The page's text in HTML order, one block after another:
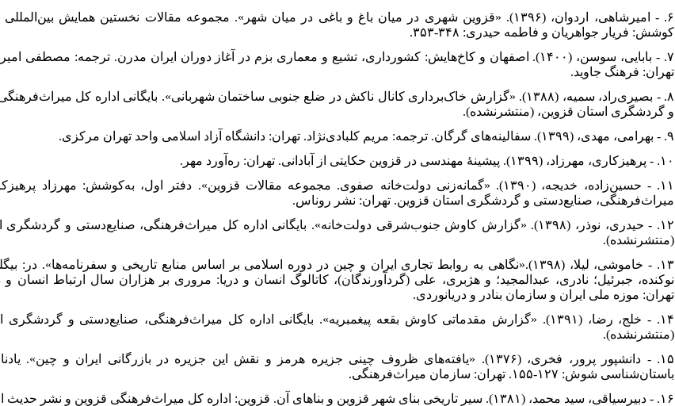
۶. - امیرشاهی، اردوان، (۱۳۹۶). «قزوین شهری در میان باغ و باغی در میان شهر». مجموعه مقالات نخستین همایش
کوشش: فریار جواهریان و فاطمه حیدری: ۳۴۸-۳۵۳.
۷. - بابایی، سوسن، (۱۴۰۰). اصفهان و کاخ‌هایش: کشورداری، تشیع و معماری بزم در آغاز دوران ایران مدرن. ترجمه: مصطفی
تهران: فرهنگ جاوید‫.
۸. - بصیری‌راد، سمیه، (۱۳۸۸). «گزارش خاک‌برداری کانال ناکش در ضلع جنوبی ساختمان شهربانی». بایگانی اداره کل
و گردشگری استان قزوین، (منتشرنشده).
۹. - بهرامی، مهدی، (۱۳۹۹). سفالینه‌های گرگان. ترجمه: مریم کلبادی‌نژاد. تهران: دانشگاه آزاد اسلامی واحد تهران مرکزی.
۱۰. - پرهیزکاری، مهرزاد، (۱۳۹۹). پیشینۀ مهندسی در قزوین حکایتی از آبادانی. تهران: ره‌آورد مهر.
۱۱. - حسین‌زاده، خدیجه، (۱۳۹۰). «گمانه‌زنی دولت‌خانه صفوی. مجموعه مقالات قزوین». دفتر اول، به‌کوشش: مهرزاد
میراث‌فرهنگی، صنایع‌دستی و گردشگری استان قزوین. تهران: نشر روناس.
۱۲. - حیدری، نوذر، (۱۳۹۸). «گزارش کاوش جنوب‌شرقی دولت‌خانه». بایگانی اداره کل میراث‌فرهنگی، صنایع‌دستی و
(منتشرنشده).
۱۳. - خاموشی، لیلا، (۱۳۹۸).«نگاهی به روابط تجاری ایران و چین در دوره اسلامی بر اساس منابع تاریخی و سفرنامه‌ها». در:
نوکنده، جبرئیل؛ نادری، عبدالمجید؛ و هژبری، علی (گردآورندگان)، کاتالوگ انسان و دریا: مروری بر هزاران سال ارتباط انسان و
تهران: موزه ملی ایران و سازمان بنادر و دریانوردی.
۱۴. - خلج، رضا، (۱۳۹۱). «گزارش مقدماتی کاوش بقعه پیغمبریه». بایگانی اداره کل میراث‌فرهنگی، صنایع‌دستی و
(منتشرنشده).
۱۵. - دانشپور پرور، فخری، (۱۳۷۶). «یافته‌های ظروف چینی جزیره هرمز و نقش این جزیره در بازرگانی ایران و چین».
باستان‌شناسی شوش: ۱۲۷-۱۵۵. تهران: سازمان میراث‌فرهنگی.
۱۶. - دبیرسیاقی، سید محمد، (۱۳۸۱). سیر تاریخی بنای شهر قزوین و بناهای آن. قزوین: اداره کل میراث‌فرهنگی قزوین و نشر حدیث امروز.